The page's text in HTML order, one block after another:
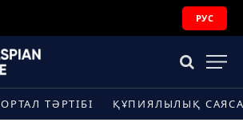
РУС
ТӘРТІБІ ҚҰПИЯЛЫЛЫҚ